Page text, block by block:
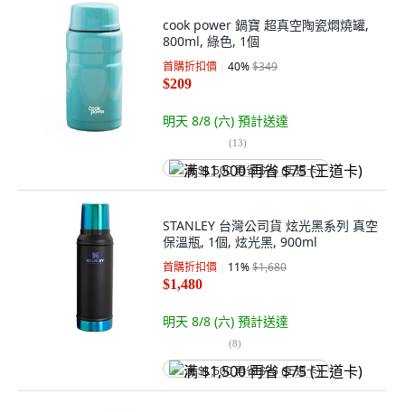
cook power 鍋寶 超真空陶瓷燜燒罐,
800ml, 綠色, 1個
首購折扣價 40%$349
$209
明天 8/8 (六) 預計送達
(13)
满 $1,500 再省 $75 (王道卡)
STANLEY 台灣公司貨 炫光黑系列 真空
保溫瓶, 1個, 炫光黑, 900ml
首購折扣價 11%$1,680
$1,480
明天 8/8 (六) 預計送達
(8)
满 $1,500 再省 $75 (王道卡)